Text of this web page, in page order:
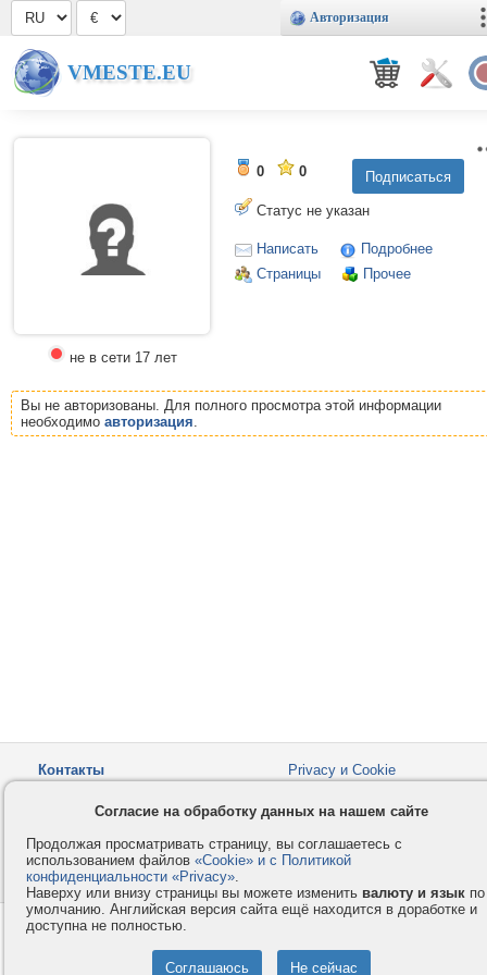
Авторизация
VMESTE.EU
не в сети 17 лет
0 0
Статус не указан
Написать
Подробнее
Страницы
Прочее
Вы не авторизованы. Для полного просмотра этой информации
необходимо авторизация.
Контакты
Privacy и Cookie
Как оплатить
Форумы
© 2008-2026VMESTE.EU
Согласие на обработку данных на нашем сайте
Продолжая просматривать страницу, вы соглашаетесь с
использованием файлов «Cookie» и с Политикой
конфиденциальности «Privacy».
Наверху или внизу страницы вы можете изменить валюту и язык по
умолчанию. Английская версия сайта ещё находится в доработке и
доступна не полностью.